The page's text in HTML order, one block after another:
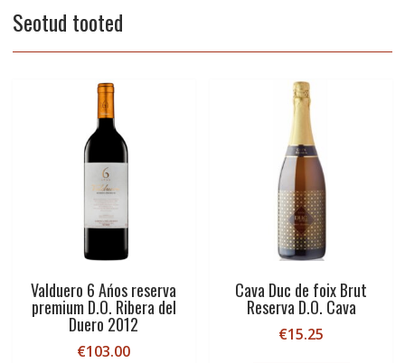
kogus
Seotud tooted
Valduero 6 Ańos reserva
premium D.O. Ribera del
Duero 2012
€103.00
Cava Duc de foix Brut
Reserva D.O. Cava
€15.25